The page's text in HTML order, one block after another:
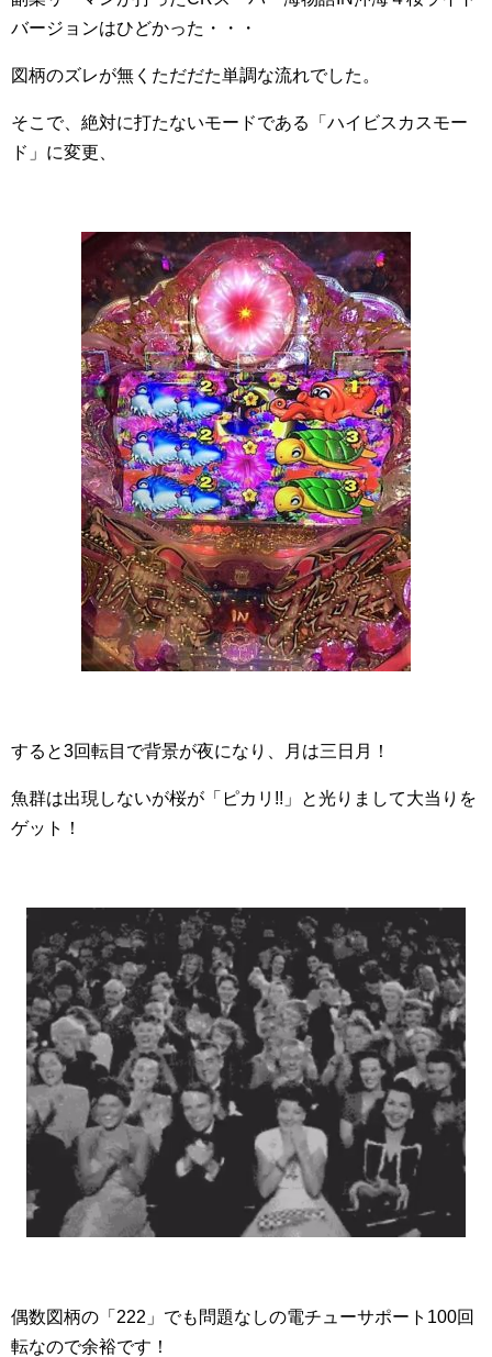
バージョンはひどかった・・・
図柄のズレが無くただだた単調な流れでした。
そこで、絶対に打たないモードである「ハイビスカスモー
ド」に変更、
すると3回転目で背景が夜になり、月は三日月！
魚群は出現しないが桜が「ピカリ!!」と光りまして大当りを
ゲット！
偶数図柄の「222」でも問題なしの電チューサポート100回
転なので余裕です！